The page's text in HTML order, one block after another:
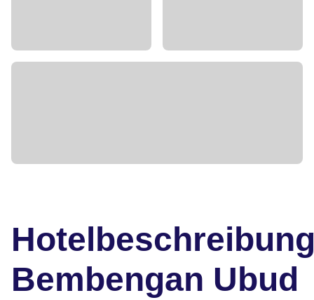
Bembengan Ubud